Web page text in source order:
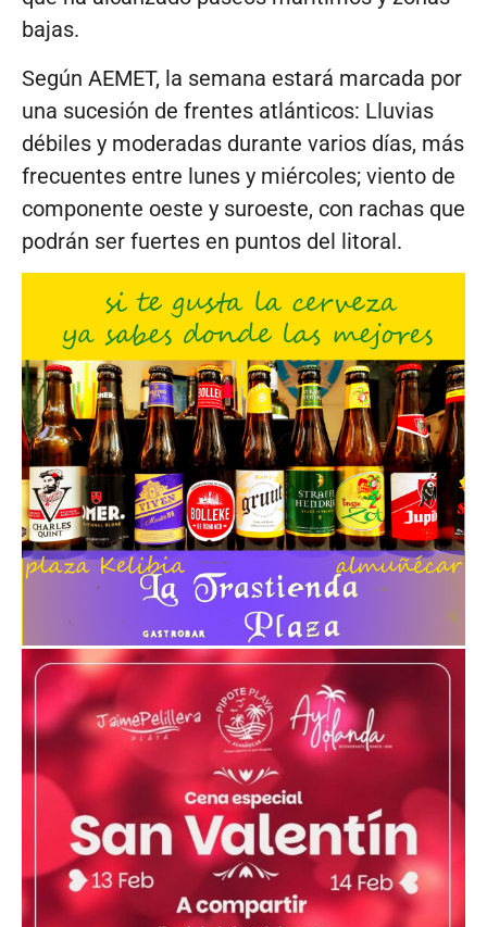
bajas.
Según AEMET, la semana estará marcada por
una sucesión de frentes atlánticos: Lluvias
débiles y moderadas durante varios días, más
frecuentes entre lunes y miércoles; viento de
componente oeste y suroeste, con rachas que
podrán ser fuertes en puntos del litoral.